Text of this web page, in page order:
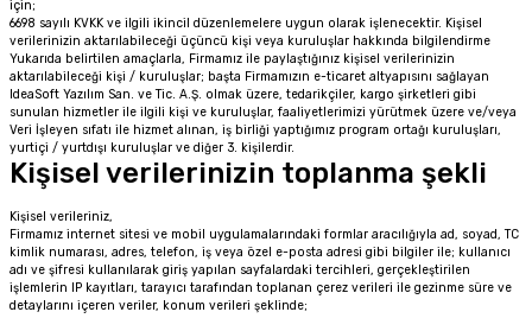
için;
6698 sayılı KVKK ve ilgili ikincil düzenlemelere uygun olarak işlenecektir. Kişisel
verilerinizin aktarılabileceği üçüncü kişi veya kuruluşlar hakkında bilgilendirme
Yukarıda belirtilen amaçlarla, Firmamız ile paylaştığınız kişisel verilerinizin
aktarılabileceği kişi / kuruluşlar; başta Firmamızın e-ticaret altyapısını sağlayan
IdeaSoft Yazılım San. ve Tic. A.Ş. olmak üzere, tedarikçiler, kargo şirketleri gibi
sunulan hizmetler ile ilgili kişi ve kuruluşlar, faaliyetlerimizi yürütmek üzere ve/veya
Veri İşleyen sıfatı ile hizmet alınan, iş birliği yaptığımız program ortağı kuruluşları,
yurtiçi / yurtdışı kuruluşlar ve diğer 3. kişilerdir.
Kişisel verilerinizin toplanma şekli
Kişisel verileriniz,
Firmamız internet sitesi ve mobil uygulamalarındaki formlar aracılığıyla ad, soyad, TC
kimlik numarası, adres, telefon, iş veya özel e-posta adresi gibi bilgiler ile; kullanıcı
adı ve şifresi kullanılarak giriş yapılan sayfalardaki tercihleri, gerçekleştirilen
işlemlerin IP kayıtları, tarayıcı tarafından toplanan çerez verileri ile gezinme süre ve
detaylarını içeren veriler, konum verileri şeklinde;